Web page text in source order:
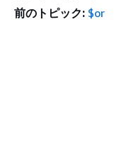
前のトピック: $or